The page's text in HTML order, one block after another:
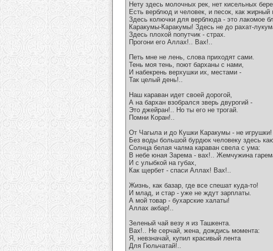
Нету здесь молочных рек, нет кисельных
Есть верблюд и человек, и песок, как жирный
Здесь колючки для верблюда - это лакомое
Каракумы-Каракумы! Здесь не до рахат-
Здесь плохой попутчик - страх.
Прогони его Аллах!.. Вах!..
Петь мне не лень, слова приходят сами.
Тень моя тень, поют барханы с нами,
И набекрень верхушки их, местами -
Так целый день!..
Наш караван идет своей дорогой,
А на бархан взобрался зверь двурогий -
Это джейран!.. Но ты его не трогай.
Помни Коран!..
От Чагыла и до Кушки Каракумы - не игрушки!
Без воды большой бурдюк человеку здесь
Солнца белая чалма караван свела с ума:
В небе юная Зарема - вах!.. Жемчужина
И с улыбкой на губах,
Как щербет - спаси Аллах! Вах!..
Жизнь, как базар, где все спешат куда-то!
И млад, и стар - уже не ждут зарплаты.
А мой товар - бухарские халаты!
Аллах акбар!..
Зеленый чай везу я из Ташкента.
Вах!.. Не серчай, жена, дождись момента:
Я, невзначай, купил красивый лента
Для Гюльчатай!..